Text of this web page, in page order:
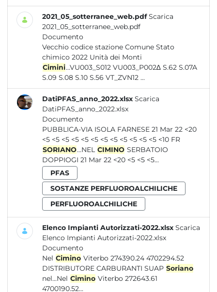
2021_05_sotterranee_web.pdf Scarica
2021_05_sotterranee_web.pdf
Documento
Vecchio codice stazione Comune Stato
chimico 2022 Unità dei Monti
Cimini...VU003_S012 VU003_P002∆ S.62 S.07A
S.09 S.08 S.10 S.56 VT_ZVN12 ...
DatiPFAS_anno_2022.xlsx Scarica
DatiPFAS_anno_2022.xlsx
Documento
PUBBLICA-VIA ISOLA FARNESE 21 Mar 22 <20
<5 <5 <5 <5 <5 <5 <5 <5 <5 <5 <5 <5 <10 FR
SORIANO...NEL CIMINO SERBATOIO
DOPPIOGI 21 Mar 22 <20 <5 <5 <5...
PFAS
SOSTANZE PERFLUOROALCHILICHE
PERFLUOROALCHILICHE
Elenco Impianti Autorizzati-2022.xlsx Scarica
Elenco Impianti Autorizzati-2022.xlsx
Documento
Nel Cimino Viterbo 274390.24 4702294.52
DISTRIBUTORE CARBURANTI SUAP Soriano
nel...Nel Cimino Viterbo 272643.61
4700190.52...